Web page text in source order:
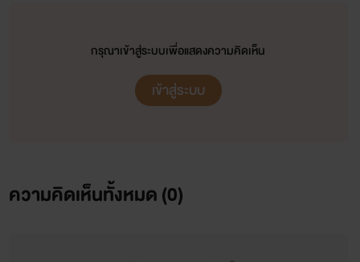
กรุณาเข้าสู่ระบบเพื่อแสดงความคิดเห็น
เข้าสู่ระบบ
ความคิดเห็นทั้งหมด (0)